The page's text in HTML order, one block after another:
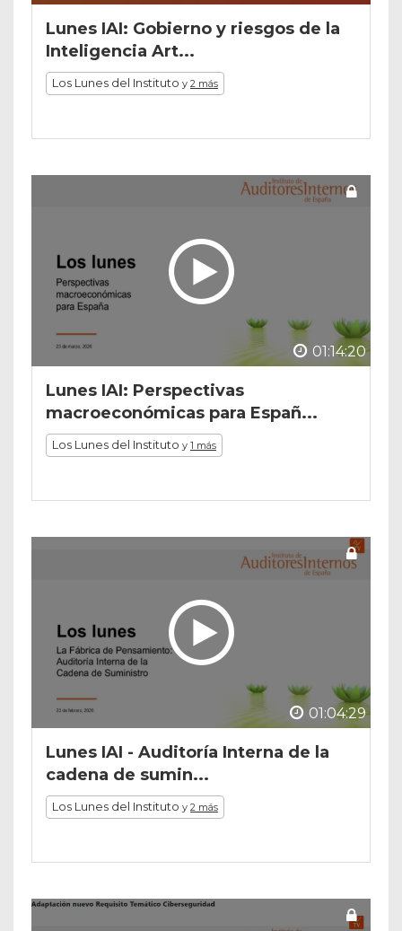
Lunes IAI: Gobierno y riesgos de la
Inteligencia Art...
Los Lunes del Instituto y 2 más
01:14:20
Lunes IAI: Perspectivas
macroeconómicas para Españ...
Los Lunes del Instituto y 1 más
01:04:29
Lunes IAI - Auditoría Interna de la
cadena de sumin...
Los Lunes del Instituto y 2 más